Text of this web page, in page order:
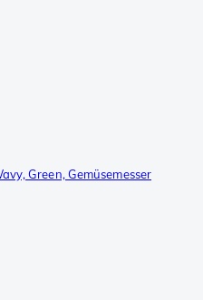
Green, Gemüsemesser